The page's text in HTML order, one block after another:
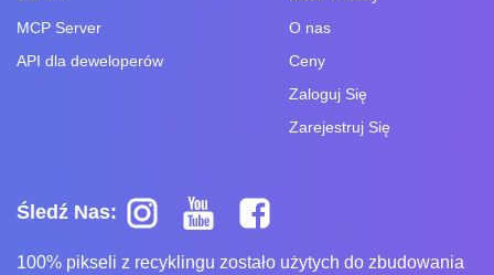
MCP Server
API dla deweloperów
O nas
Ceny
Zaloguj Się
Zarejestruj Się
Śledź Nas:
100% pikseli z recyklingu zostało użytych do zbudowania